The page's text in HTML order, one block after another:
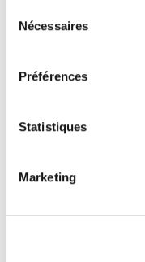
Nécessaires
Préférences
Statistiques
Marketing